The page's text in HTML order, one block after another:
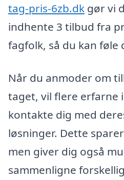
tag-pris-6zb.dk gør vi
indhente 3 tilbud fra
fagfolk, så du kan føle
Når du anmoder om
taget, vil flere erfarne
kontakte dig med
løsninger. Dette
men giver dig også
sammenligne